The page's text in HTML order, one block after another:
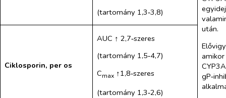
után.
(tartomány 1,3‑3,8)
Ciklosporin, per os
AUC ↑ 2,7‑szeres
(tartomány 1,5‑4,7)
Cmax↑1,8‑szeres
(tartomány 1,3‑2,6)